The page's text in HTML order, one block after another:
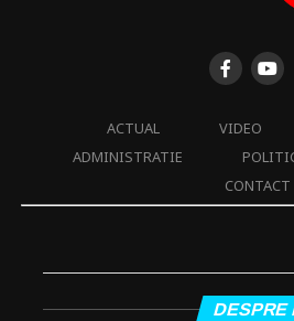
ACTUAL VIDEO
ADMINISTRATIE
CONTACT
DESPRE